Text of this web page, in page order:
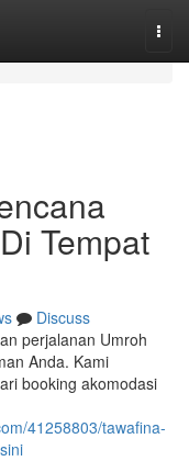
Tempat
Discuss
perjalanan Umroh
Anda. Kami
booking akomodasi
41258803/tawafina-